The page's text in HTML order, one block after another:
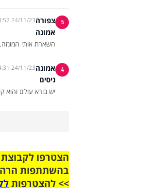
5 צפורה24/11/23 14:52
אמונה
השארת אותי
4 אמונה24/11/23 14:31
ניסים
יש בורא עולם והוא
בהשתתפות
>> להצטרפות